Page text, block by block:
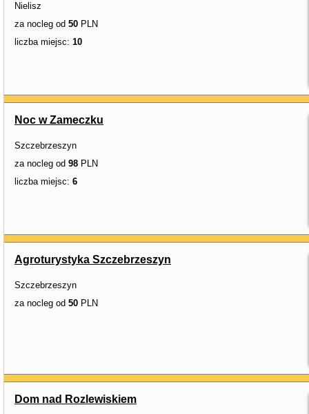
Nielisz
za nocleg od 50 PLN
liczba miejsc: 10
Noc w Zameczku
Szczebrzeszyn
za nocleg od 98 PLN
liczba miejsc: 6
Agroturystyka Szczebrzeszyn
Szczebrzeszyn
za nocleg od 50 PLN
Dom nad Rozlewiskiem